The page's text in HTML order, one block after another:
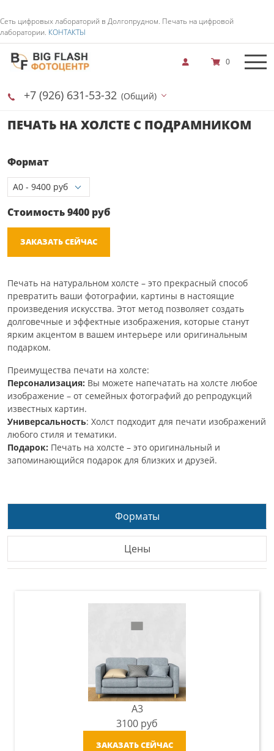
Сеть цифровых лабораторий в Долгопрудном. Печать на цифровой
лаборатории. КОНТАКТЫ
+7 (926) 631-53-32 (Общий)
0
ПЕЧАТЬ НА ХОЛСТЕ С ПОДРАМНИКОМ
Формат
Стоимость9400 руб
ЗАКАЗАТЬ СЕЙЧАС
Печать на натуральном холсте – это прекрасный способ
превратить ваши фотографии, картины в настоящие
произведения искусства. Этот метод позволяет создать
долговечные и эффектные изображения, которые станут
ярким акцентом в вашем интерьере или оригинальным
подарком.
Преимущества печати на холсте:
Персонализация: Вы можете напечатать на холсте любое
изображение – от семейных фотографий до репродукций
известных картин.
Универсальность: Холст подходит для печати изображений
любого стиля и тематики.
Подарок: Печать на холсте – это оригинальный и
запоминающийся подарок для близких и друзей.
Форматы
Цены
A3
3100 руб
ЗАКАЗАТЬ СЕЙЧАС